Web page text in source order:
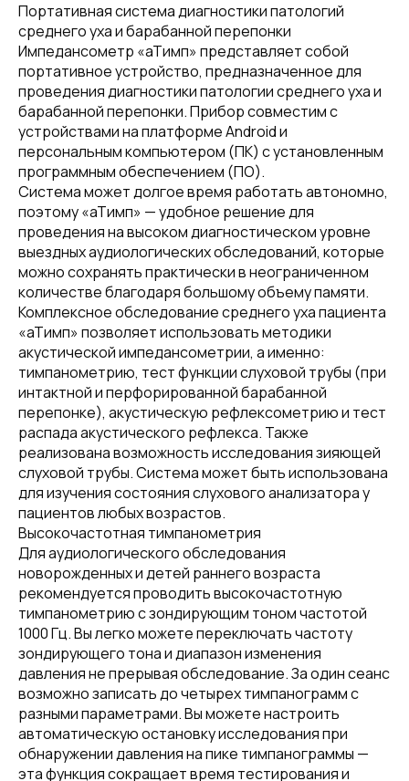
Портативная система диагностики патологий
среднего уха и барабанной перепонки
Импедансометр «аТимп» представляет собой
портативное устройство, предназначенное для
проведения диагностики патологии среднего уха и
барабанной перепонки. Прибор совместим с
устройствами на платформе Android и
персональным компьютером (ПК) с установленным
программным обеспечением (ПО).
Система может долгое время работать автономно,
поэтому «аТимп» — удобное решение для
проведения на высоком диагностическом уровне
выездных аудиологических обследований, которые
можно сохранять практически в неограниченном
количестве благодаря большому объему памяти.
Комплексное обследование среднего уха пациента
«аТимп» позволяет использовать методики
акустической импедансометрии, а именно:
тимпанометрию, тест функции слуховой трубы (при
интактной и перфорированной барабанной
перепонке), акустическую рефлексометрию и тест
распада акустического рефлекса. Также
реализована возможность исследования зияющей
слуховой трубы. Система может быть использована
для изучения состояния слухового анализатора у
пациентов любых возрастов.
Высокочастотная тимпанометрия
Для аудиологического обследования
новорожденных и детей раннего возраста
рекомендуется проводить высокочастотную
тимпанометрию с зондирующим тоном частотой
1000 Гц. Вы легко можете переключать частоту
зондирующего тона и диапазон изменения
давления не прерывая обследование. За один сеанс
возможно записать до четырех тимпанограмм с
разными параметрами. Вы можете настроить
автоматическую остановку исследования при
обнаружении давления на пике тимпанограммы —
эта функция сокращает время тестирования и